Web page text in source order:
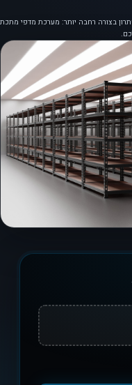
בצורה רחבה יותר: מערכת מדפי מתכת